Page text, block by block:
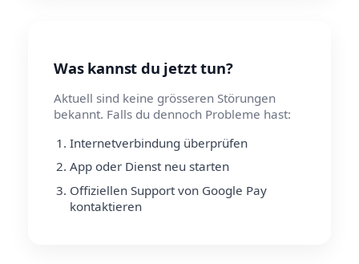
Was kannst du jetzt tun?
Aktuell sind keine grösseren Störungen
bekannt. Falls du dennoch Probleme hast:
Internetverbindung überprüfen
App oder Dienst neu starten
Offiziellen Support von Google Pay
kontaktieren